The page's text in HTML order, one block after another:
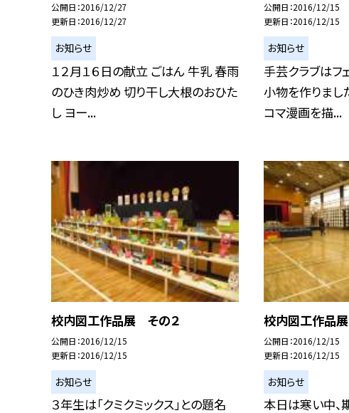
公開日 2016/12/27
更新日 2016/12/27
お知らせ
１２月１６日の献立 ごはん 牛乳 春雨
のひき肉炒め 切り干し大根のおひた
し ヨー...
公開日 2016/12/15
更新日 2016/12/15
お知らせ
手芸クラブはフ
小物を作りまし
コマ漫画を描...
校内図工作品展 その２
公開日 2016/12/15
更新日 2016/12/15
お知らせ
３年生は「クミクミックス」との題名
校内図工作品
公開日 2016/12/15
更新日 2016/12/15
お知らせ
本日は寒い中、